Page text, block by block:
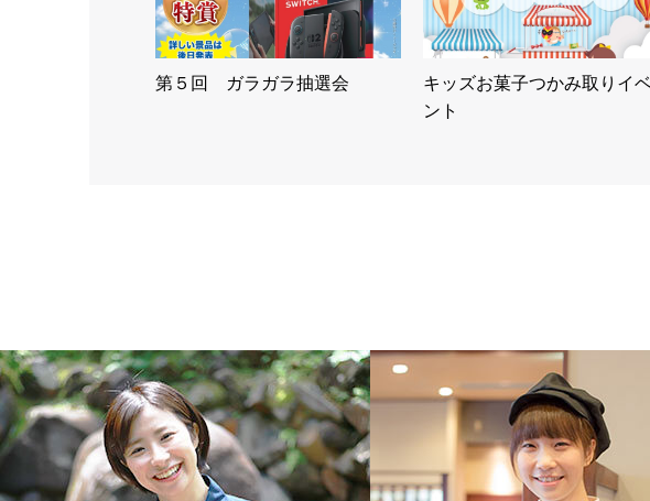
第５回 ガラガラ抽選会
キッズお菓子つかみ取りイ
ント